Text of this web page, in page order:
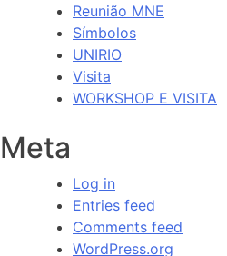
Reunião MNE
Símbolos
UNIRIO
Visita
WORKSHOP E VISITA
Meta
Log in
Entries feed
Comments feed
WordPress.org